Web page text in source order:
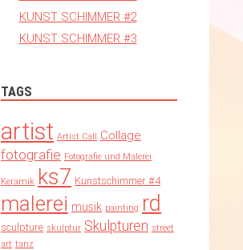
KUNST SCHIMMER #2
KUNST SCHIMMER #3
TAGS
artist Artist Call Collage
fotografie Fotografie und Malerei
Keramik ks7 Kunstschimmer #4
malerei musik painting rd
sculpture skulptur Skulpturen street
art tanz